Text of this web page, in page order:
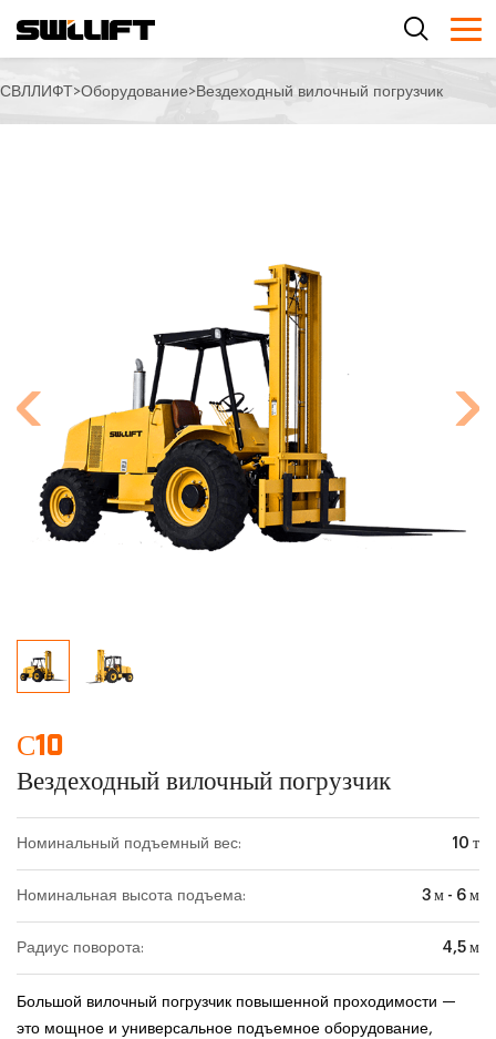
СВЛЛИФТ>Оборудование>Вездеходный вилочный погрузчик
С10
Вездеходный вилочный погрузчик
Номинальный подъемный вес: 10 т
Номинальная высота подъема: 3 м - 6 м
Радиус поворота: 4,5 м
Большой вилочный погрузчик повышенной проходимости —
это мощное и универсальное подъемное оборудование,